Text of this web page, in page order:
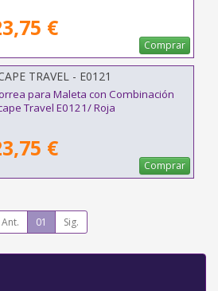
€
Comprar
TRAVEL - E0121
para Maleta con Combinación
Travel E0121/ Roja
€
Comprar
Ant. 01 Sig.